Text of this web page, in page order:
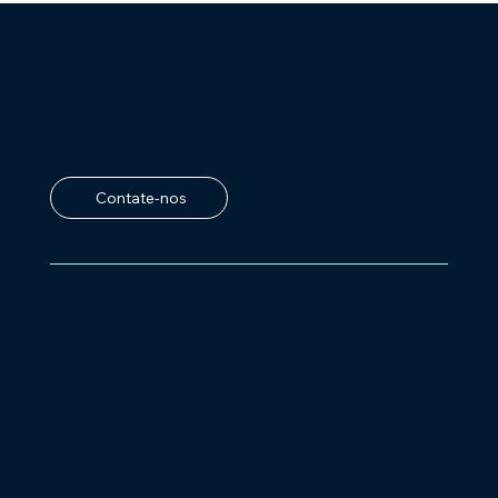
Contate-nos